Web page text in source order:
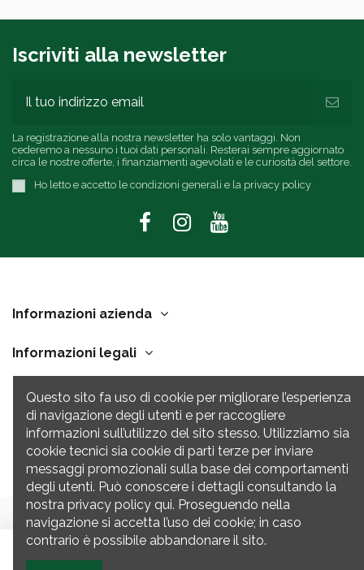
Iscriviti alla newsletter
La registrazione alla nostra newsletter ha solo vantaggi. Non
cederemo a nessuno i tuoi dati personali. Resterai sempre aggiornato
circa le nostre offerte, i finanziamenti agevolati e le curiosità del settore.
Ho letto e accetto le condizioni generali e la privacy policy
Informazioni azienda
Informazioni legali
Link Utili
Contatti
Questo sito fa uso di cookie per migliorare l’esperienza
di navigazione degli utenti e per raccogliere
informazioni sull’utilizzo del sito stesso. Utilizziamo sia
cookie tecnici sia cookie di parti terze per inviare
messaggi promozionali sulla base dei comportamenti
degli utenti. Può conoscere i dettagli consultando la
nostra privacy policy qui. Proseguendo nella
navigazione si accetta l’uso dei cookie; in caso
contrario è possibile abbandonare il sito.